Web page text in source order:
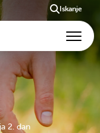
2. dan
Iskanje